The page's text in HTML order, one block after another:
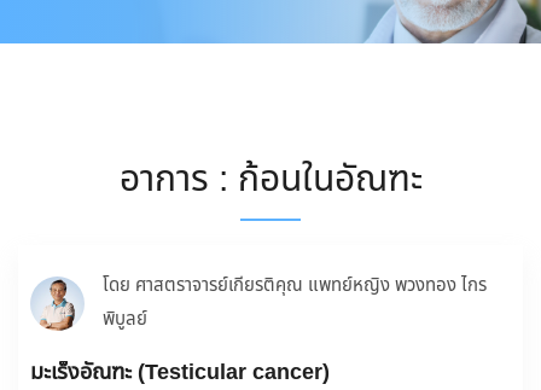
อาการ : ก้อนในอัณฑะ
โดย ศาสตราจารย์เกียรติคุณ แพทย์หญิง พวงทอง ไกร
พิบูลย์
มะเร็งอัณฑะ (Testicular cancer)